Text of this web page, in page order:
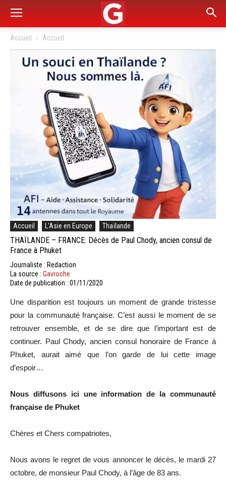
Accueil Accueil
Accueil L'Asie en Europe Thaïlande
THAÏLANDE – FRANCE: Décès de Paul Chody, ancien consul de
France à Phuket
Journaliste : Redaction
La source : Gavroche
Date de publication : 01/11/2020
Une disparition est toujours un moment de grande tristesse
pour la communauté française. C’est aussi le moment de se
retrouver ensemble, et de se dire que l’important est de
continuer. Paul Chody, ancien consul honoraire de France à
Phuket, aurait aimé que l’on garde de lui cette image
d’espoir…
Nous diffusons ici une information de la communauté
française de Phuket
Chères et Chers compatriotes,
Nous avons le regret de vous annoncer le décès, le mardi 27
octobre, de monsieur Paul Chody, à l’âge de 83 ans.